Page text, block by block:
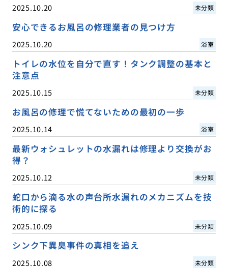
2025.10.20 未分類
安心できるお風呂の修理業者の見つけ方
2025.10.20 浴室
トイレの水位を自分で直す！タンク調整の基本と
注意点
2025.10.15 未分類
お風呂の修理で慌てないための最初の一歩
2025.10.14 浴室
最新ウォシュレットの水漏れは修理より交換がお
得？
2025.10.12 未分類
蛇口から滴る水の声台所水漏れのメカニズムを技
術的に探る
2025.10.09 未分類
シンク下異臭事件の真相を追え
2025.10.08 未分類